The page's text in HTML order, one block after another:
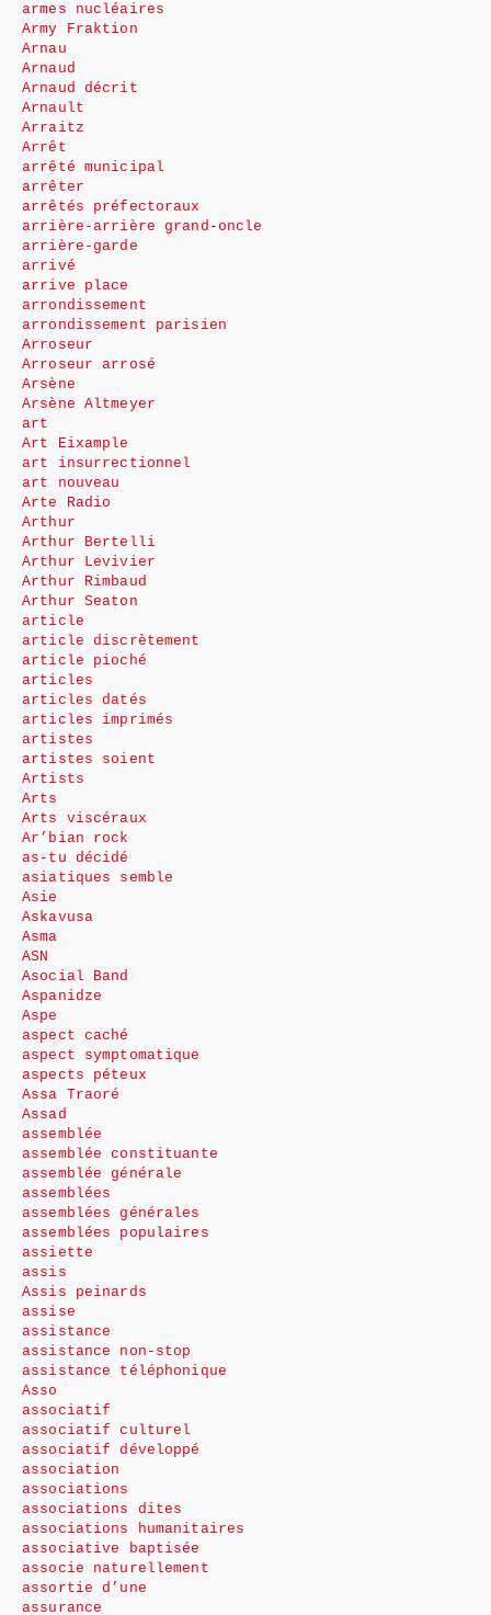
armes nucléaires
Army Fraktion
Arnau
Arnaud
Arnaud décrit
Arnault
Arraitz
Arrêt
arrêté municipal
arrêter
arrêtés préfectoraux
arrière-arrière grand-oncle
arrière-garde
arrivé
arrive place
arrondissement
arrondissement parisien
Arroseur
Arroseur arrosé
Arsène
Arsène Altmeyer
art
Art Eixample
art insurrectionnel
art nouveau
Arte Radio
Arthur
Arthur Bertelli
Arthur Levivier
Arthur Rimbaud
Arthur Seaton
article
article discrètement
article pioché
articles
articles datés
articles imprimés
artistes
artistes soient
Artists
Arts
Arts viscéraux
Ar’bian rock
as-tu décidé
asiatiques semble
Asie
Askavusa
Asma
ASN
Asocial Band
Aspanidze
Aspe
aspect caché
aspect symptomatique
aspects péteux
Assa Traoré
Assad
assemblée
assemblée constituante
assemblée générale
assemblées
assemblées générales
assemblées populaires
assiette
assis
Assis peinards
assise
assistance
assistance non-stop
assistance téléphonique
Asso
associatif
associatif culturel
associatif développé
association
associations
associations dites
associations humanitaires
associative baptisée
associe naturellement
assortie d’une
assurance